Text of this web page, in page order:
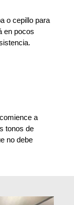
o cepillo para
en pocos
a
tonos de
no debe